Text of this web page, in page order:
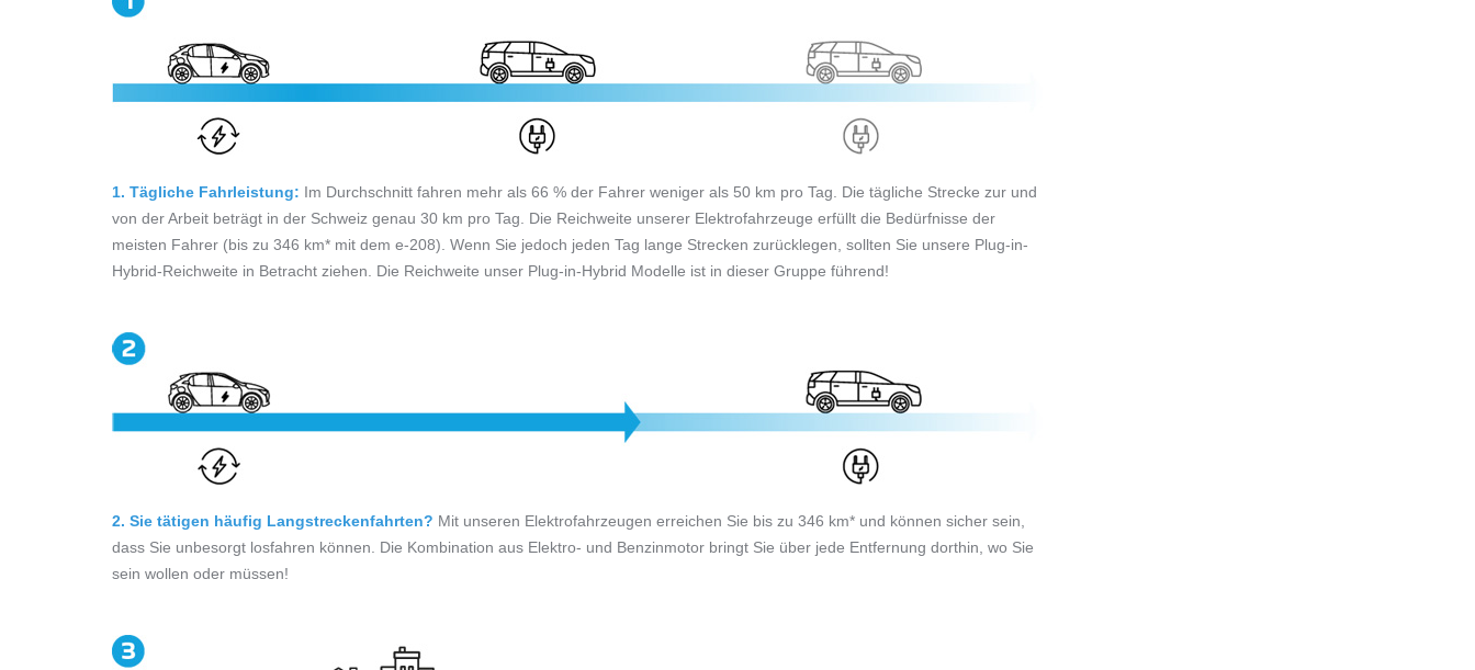
1. Tägliche Fahrleistung: Im Durchschnitt fahren mehr als 66 % der Fahrer weniger als 50 km pro Tag. Die tägliche Strecke zur und
von der Arbeit beträgt in der Schweiz genau 30 km pro Tag. Die Reichweite unserer Elektrofahrzeuge erfüllt die Bedürfnisse der
meisten Fahrer (bis zu 346 km* mit dem e-208). Wenn Sie jedoch jeden Tag lange Strecken zurücklegen, sollten Sie unsere Plug-in-
Hybrid-Reichweite in Betracht ziehen. Die Reichweite unser Plug-in-Hybrid Modelle ist in dieser Gruppe führend!
2. Sie tätigen häufig Langstreckenfahrten? Mit unseren Elektrofahrzeugen erreichen Sie bis zu 346 km* und können sicher sein,
dass Sie unbesorgt losfahren können. Die Kombination aus Elektro- und Benzinmotor bringt Sie über jede Entfernung dorthin, wo Sie
sein wollen oder müssen!